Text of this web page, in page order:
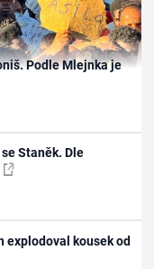
Podle Mlejnka je
Staněk. Dle
explodoval kousek od